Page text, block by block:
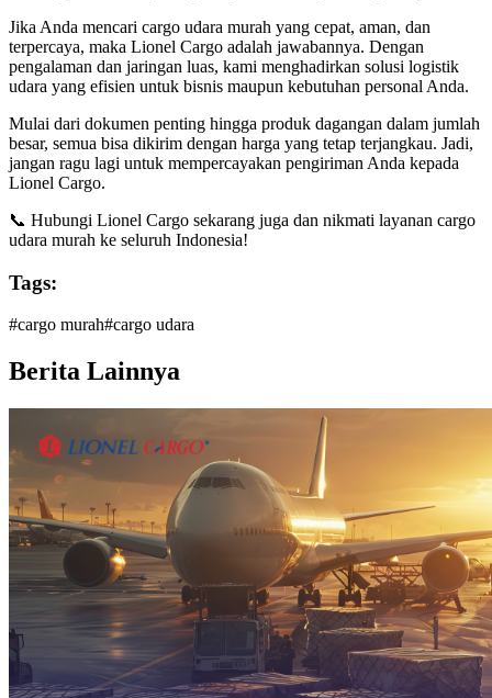
Jika Anda mencari cargo udara murah yang cepat, aman, dan
terpercaya, maka Lionel Cargo adalah jawabannya. Dengan
pengalaman dan jaringan luas, kami menghadirkan solusi logistik
udara yang efisien untuk bisnis maupun kebutuhan personal Anda.
Mulai dari dokumen penting hingga produk dagangan dalam jumlah
besar, semua bisa dikirim dengan harga yang tetap terjangkau. Jadi,
jangan ragu lagi untuk mempercayakan pengiriman Anda kepada
Lionel Cargo.
📞 Hubungi Lionel Cargo sekarang juga dan nikmati layanan cargo
udara murah ke seluruh Indonesia!
Tags:
#cargo murah#cargo udara
Berita Lainnya